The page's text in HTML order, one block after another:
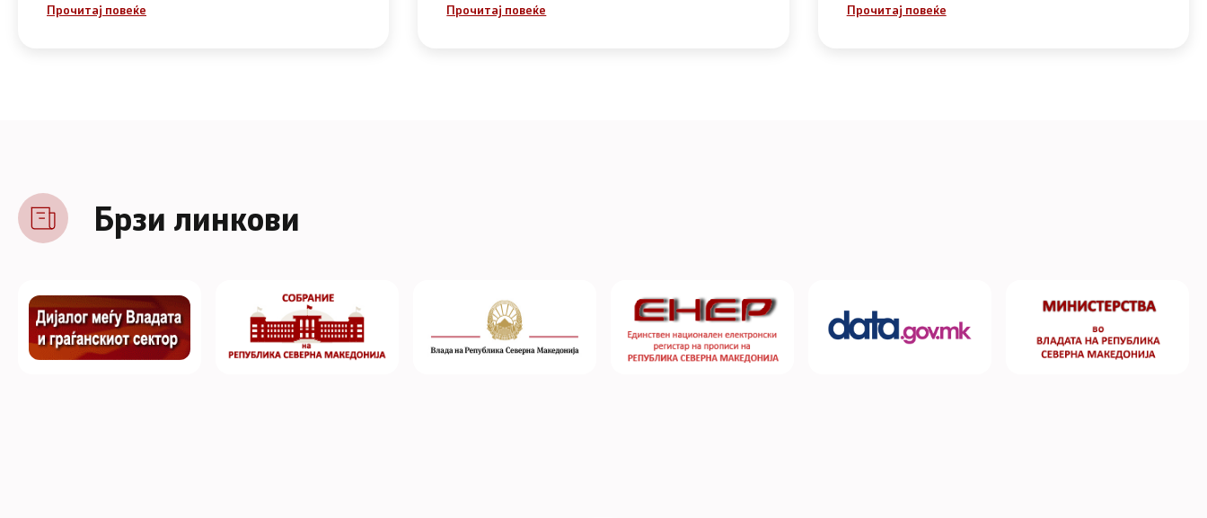
Прочитај повеќе Прочитај повеќе Прочитај повеќе
Брзи линкови